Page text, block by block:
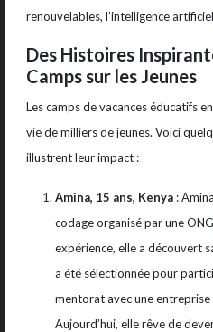
renouvelables, l’intelligence
Des Histoires
Camps sur les Jeunes
Les camps de vacances éducatifs
vie de milliers de jeunes. Voici
illustrent leur impact :
Amina, 15 ans, Kenya :
codage organisé par une
expérience, elle a découvert
a été sélectionnée pour
mentorat avec une
Aujourd’hui, elle rêve de